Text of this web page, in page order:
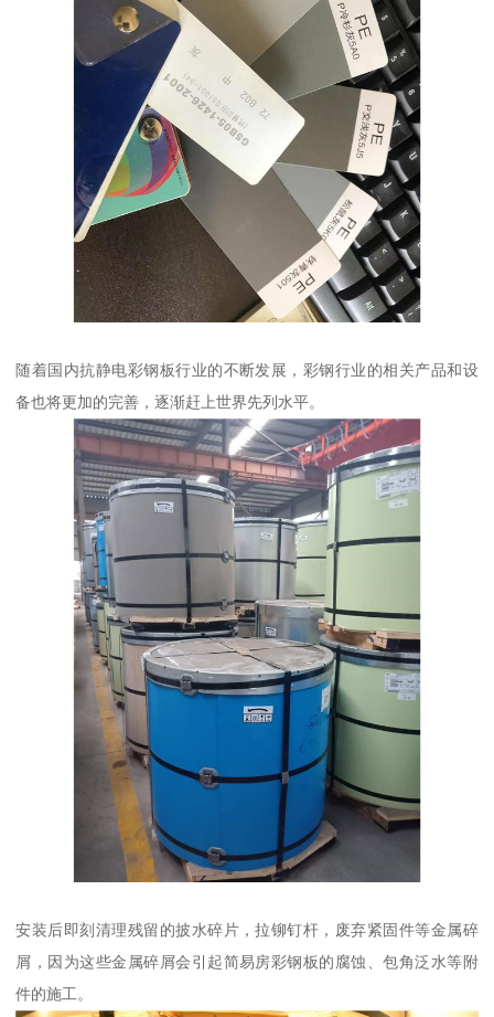
随着国内抗静电彩钢板行业的不断发展，彩钢行业的相关产品和设
备也将更加的完善，逐渐赶上世界先列水平。
安装后即刻清理残留的披水碎片，拉铆钉杆，废弃紧固件等金属碎
屑，因为这些金属碎屑会引起简易房彩钢板的腐蚀、包角泛水等附
件的施工。